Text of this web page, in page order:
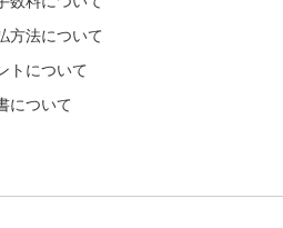
方法について
トについて
について